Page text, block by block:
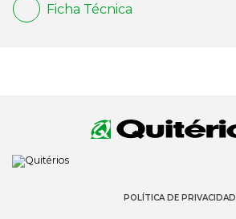
Ficha Técnica
POLÍTICA DE PRIVACIDAD